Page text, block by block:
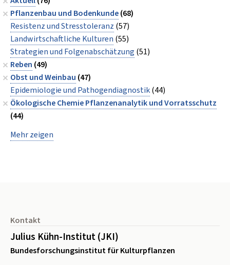
Pflanzenbau und Bodenkunde(68)
Resistenz und Stresstoleranz (57)
Landwirtschaftliche Kulturen (55)
Strategien und Folgenabschätzung (51)
Reben (49)
Obst und Weinbau (47)
Epidemiologie und Pathogendiagnostik(44)
Ökologische Chemie Pflanzenanalytik und Vorratsschutz
(44)
Mehr zeigen
Kontakt
Julius Kühn-Institut (JKI)
Bundesforschungsinstitut für Kulturpflanzen